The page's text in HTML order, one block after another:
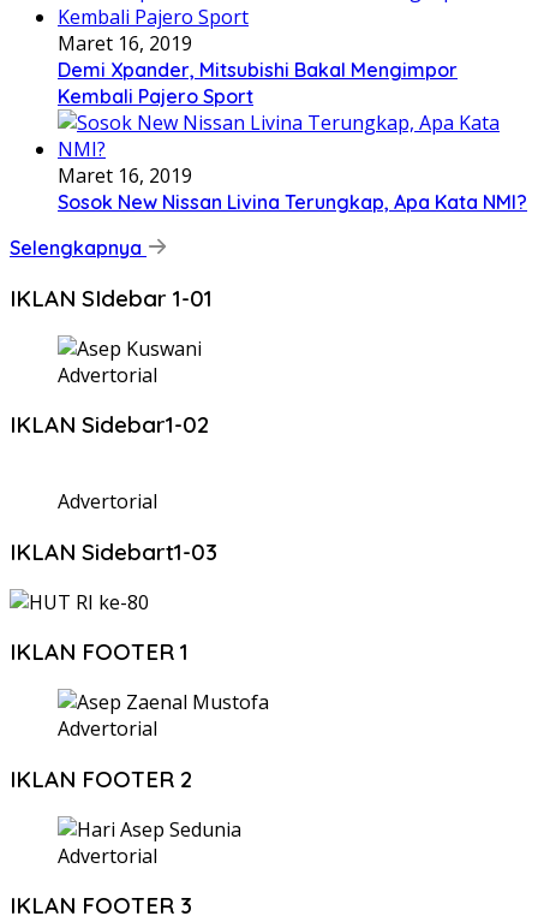
Maret 16, 2019
Demi Xpander, Mitsubishi Bakal Mengimpor
Kembali Pajero Sport
Maret 16, 2019
Sosok New Nissan Livina Terungkap, Apa Kata NMI?
Selengkapnya
IKLAN SIdebar 1-01
Advertorial
IKLAN Sidebar1-02
Advertorial
IKLAN Sidebart1-03
IKLAN FOOTER 1
Advertorial
IKLAN FOOTER 2
Advertorial
IKLAN FOOTER 3